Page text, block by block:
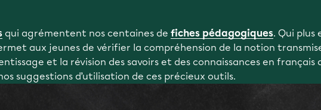
qui agrémentent nos centaines de fiches pédagogiques. Qui plus
aux jeunes de vérifier la compréhension de la notion
et la révision des savoirs et des connaissances en français
suggestions d’utilisation de ces précieux outils.